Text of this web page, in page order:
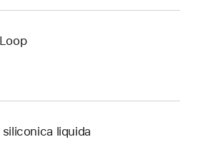
liquida